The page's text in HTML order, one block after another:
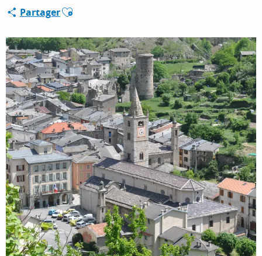
PartagerAjouter aux favoris